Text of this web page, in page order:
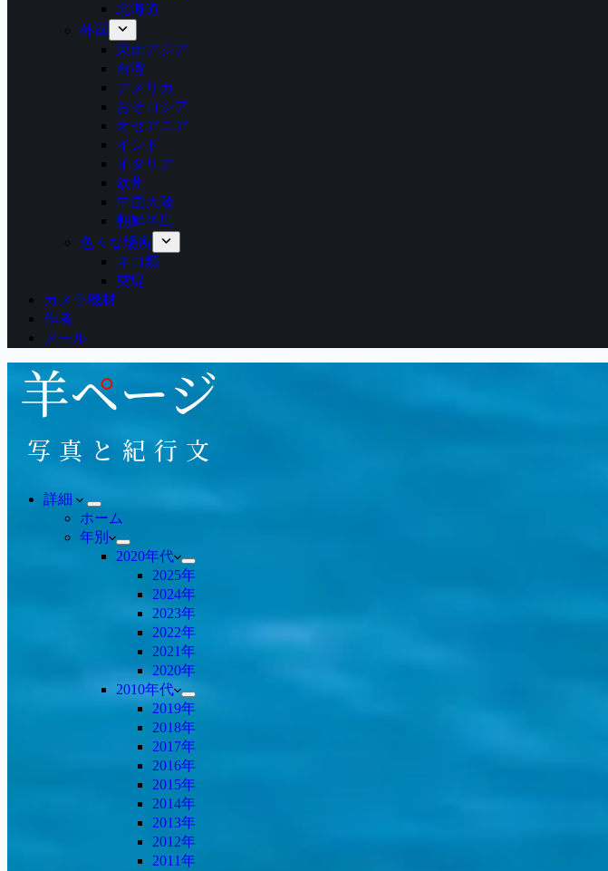
北海道
外国
東南アジア
台湾
アメリカ
おそロシア
オセアニア
インド
イタリア
欧州
中国大陸
朝鮮半島
色々な場所
ネコ類
突堤
カメラ機材
作者
メール
詳細
ホーム
年別
2020年代
2025年
2024年
2023年
2022年
2021年
2020年
2010年代
2019年
2018年
2017年
2016年
2015年
2014年
2013年
2012年
2011年